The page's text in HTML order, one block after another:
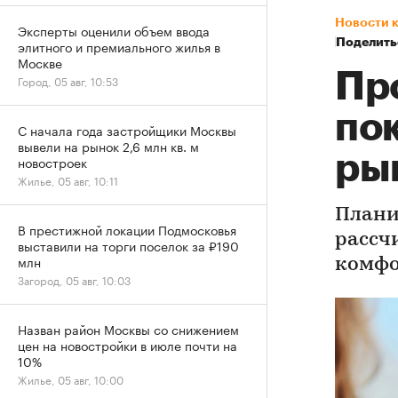
Новости
Эксперты оценили объем ввода
элитного и премиального жилья в
Москве
Город, 05 авг, 10:53
С начала года застройщики Москвы
вывели на рынок 2,6 млн кв. м
новостроек
Жилье, 05 авг, 10:11
В престижной локации Подмосковья
выставили на торги поселок за ₽190
млн
Загород, 05 авг, 10:03
Назван район Москвы со снижением
цен на новостройки в июле почти на
10%
Жилье, 05 авг, 10:00